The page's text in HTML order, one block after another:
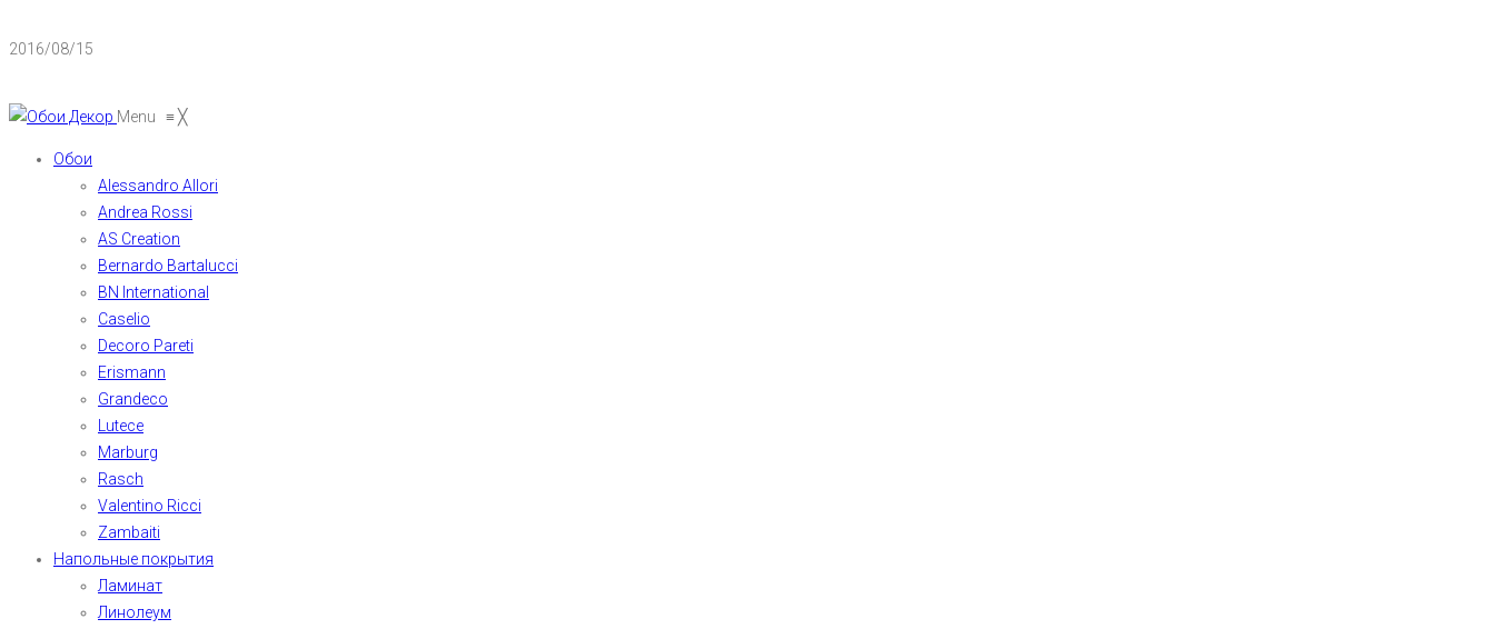
2016/08/15
Menu ≡╳
Обои
Alessandro Allori
Andrea Rossi
AS Creation
Bernardo Bartalucci
BN International
Caselio
Decoro Pareti
Erismann
Grandeco
Lutece
Marburg
Rasch
Valentino Ricci
Zambaiti
Напольные покрытия
Ламинат
Линолеум